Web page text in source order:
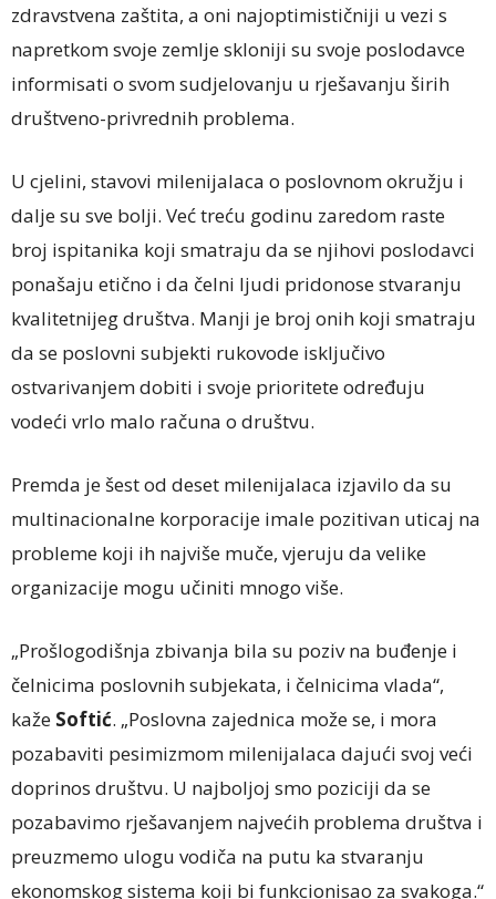
zdravstvena zaštita, a oni najoptimističniji u vezi s
napretkom svoje zemlje skloniji su svoje poslodavce
informisati o svom sudjelovanju u rješavanju širih
društveno-privrednih problema.
U cjelini, stavovi milenijalaca o poslovnom okružju i
dalje su sve bolji. Već treću godinu zaredom raste
broj ispitanika koji smatraju da se njihovi poslodavci
ponašaju etično i da čelni ljudi pridonose stvaranju
kvalitetnijeg društva. Manji je broj onih koji smatraju
da se poslovni subjekti rukovode isključivo
ostvarivanjem dobiti i svoje prioritete određuju
vodeći vrlo malo računa o društvu.
Premda je šest od deset milenijalaca izjavilo da su
multinacionalne korporacije imale pozitivan uticaj na
probleme koji ih najviše muče, vjeruju da velike
organizacije mogu učiniti mnogo više.
„Prošlogodišnja zbivanja bila su poziv na buđenje i
čelnicima poslovnih subjekata, i čelnicima vlada“,
kaže Softić. „Poslovna zajednica može se, i mora
pozabaviti pesimizmom milenijalaca dajući svoj veći
doprinos društvu. U najboljoj smo poziciji da se
pozabavimo rješavanjem najvećih problema društva i
preuzmemo ulogu vodiča na putu ka stvaranju
ekonomskog sistema koji bi funkcionisao za svakoga.“